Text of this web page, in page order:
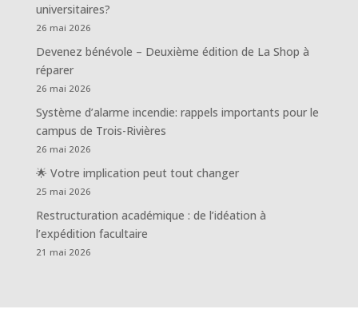
universitaires?
26 mai 2026
Devenez bénévole – Deuxième édition de La Shop à
réparer
26 mai 2026
Système d’alarme incendie: rappels importants pour le
campus de Trois-Rivières
26 mai 2026
🌟 Votre implication peut tout changer
25 mai 2026
Restructuration académique : de l’idéation à
l’expédition facultaire
21 mai 2026